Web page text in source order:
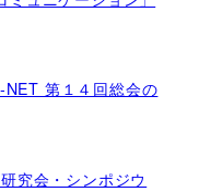
第１４回総会の
究会・シンポジウ